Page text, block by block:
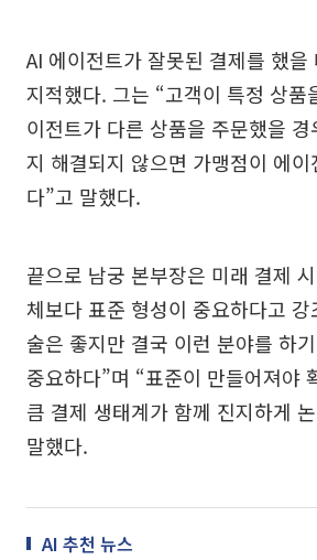
AI 에이전트가 잘못된 결제를 했을
지적했다. 그는 “고객이 특정 상품
이전트가 다른 상품을 주문했을 경
지 해결되지 않으면 가맹점이 에
다”고 말했다.
끝으로 남궁 본부장은 미래 결제
체보다 표준 형성이 중요하다고 강
술은 좋지만 결국 이런 분야를 하
중요하다”며 “표준이 만들어져야
큼 결제 생태계가 함께 진지하게
말했다.
AI 추천 뉴스